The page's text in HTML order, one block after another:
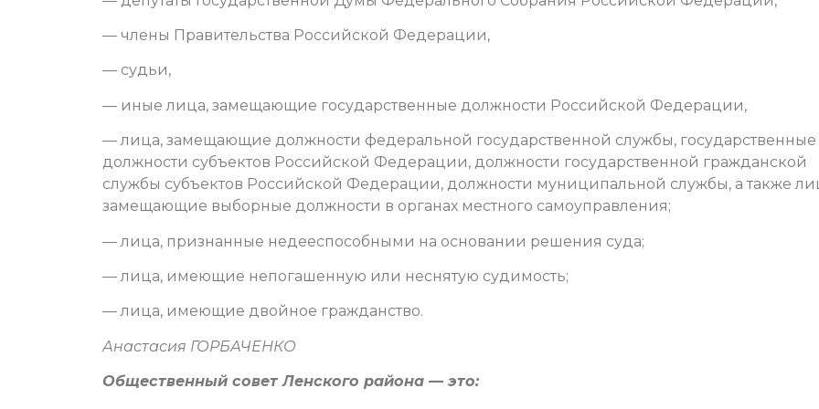
— члены Правительства Российской Федерации,
— судьи,
— иные лица, замещающие государственные должности Российской Федерации,
— лица, замещающие должности федеральной государственной службы, государственные
должности субъектов Российской Федерации, должности государственной гражданской
службы субъектов Российской Федерации, должности муниципальной службы, а также
замещающие выборные должности в органах местного самоуправления;
— лица, признанные недееспособными на основании решения суда;
— лица, имеющие непогашенную или неснятую судимость;
— лица, имеющие двойное гражданство.
Анастасия ГОРБАЧЕНКО
Общественный совет Ленского района — это: